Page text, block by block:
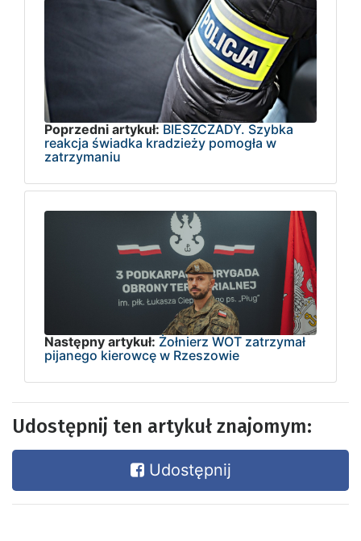
Poprzedni artykuł: BIESZCZADY. Szybka
reakcja świadka kradzieży pomogła w
zatrzymaniu
Następny artykuł: Żołnierz WOT zatrzymał
pijanego kierowcę w Rzeszowie
Udostępnij ten artykuł znajomym:
Udostępnij